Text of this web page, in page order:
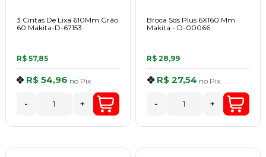
3 Cintas De Lixa 610Mm Grão
60 Makita-D-67153
R$ 57,85
R$ 54,96 no Pix
- +
Broca Sds Plus 6X160 Mm
Makita - D-00066
R$ 28,99
R$ 27,54 no Pix
- +